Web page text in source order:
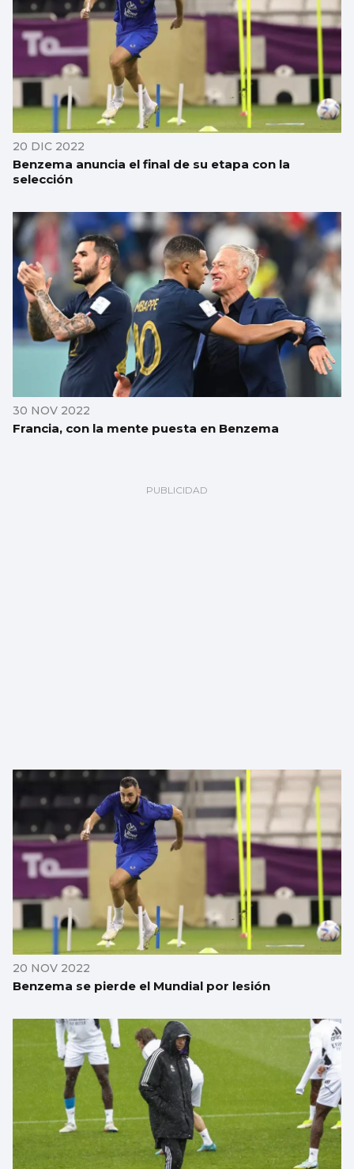
20 DIC 2022
Benzema anuncia el final de su etapa con la
selección
30 NOV 2022
Francia, con la mente puesta en Benzema
20 NOV 2022
Benzema se pierde el Mundial por lesión